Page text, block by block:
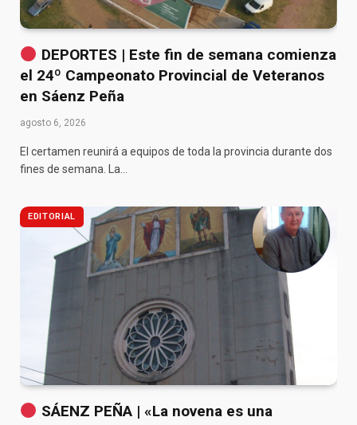
DEPORTES | Este fin de semana comienza
el 24º Campeonato Provincial de Veteranos
en Sáenz Peña
agosto 6, 2026
El certamen reunirá a equipos de toda la provincia durante dos
fines de semana. La…
EDITORIAL
SÁENZ PEÑA | «La novena es una